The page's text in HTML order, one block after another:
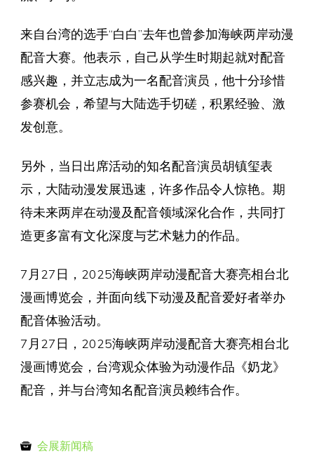
来自台湾的选手“白白”去年也曾参加海峡两岸动漫
配音大赛。他表示，自己从学生时期起就对配音
感兴趣，并立志成为一名配音演员，他十分珍惜
参赛机会，希望与大陆选手切磋，积累经验、激
发创意。
另外，当日出席活动的知名配音演员胡镇玺表
示，大陆动漫发展迅速，许多作品令人惊艳。期
待未来两岸在动漫及配音领域深化合作，共同打
造更多富有文化深度与艺术魅力的作品。
7月27日，2025海峡两岸动漫配音大赛亮相台北
漫画博览会，并面向线下动漫及配音爱好者举办
配音体验活动。
7月27日，2025海峡两岸动漫配音大赛亮相台北
漫画博览会，台湾观众体验为动漫作品《奶龙》
配音，并与台湾知名配音演员赖纬合作。
会展新闻稿